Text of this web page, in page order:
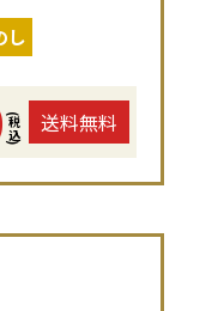
し
(税込) 送料無料